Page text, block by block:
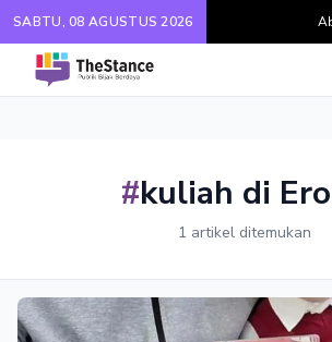
SABTU, 08 AGUSTUS 2026
#kuliah di
1 artikel ditemukan